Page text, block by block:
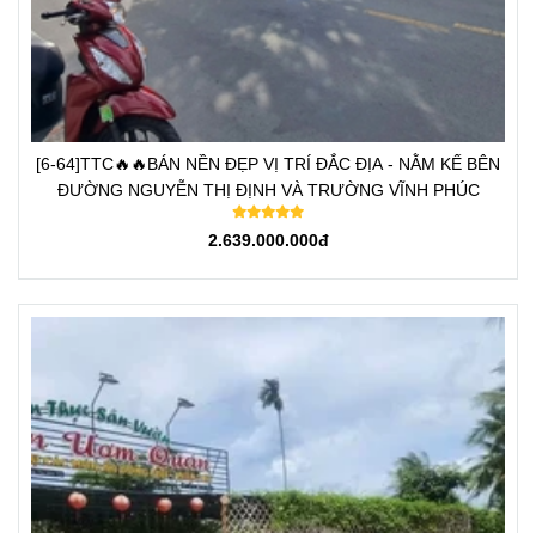
[6-64]TTC🔥🔥BÁN NỀN ĐẸP VỊ TRÍ ĐẮC ĐỊA - NẰM KẾ BÊN
ĐƯỜNG NGUYỄN THỊ ĐỊNH VÀ TRƯỜNG VĨNH PHÚC
2.639.000.000đ